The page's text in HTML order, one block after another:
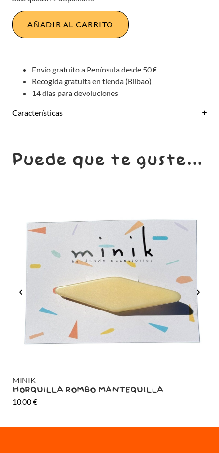
AÑADIR AL CARRITO
Envío gratuito a Península desde 50 €
Recogida gratuita en tienda (Bilbao)
14 días para devoluciones
Características
Puede que te guste...
MINIK
HORQUILLA ROMBO MANTEQUILLA
10,00€